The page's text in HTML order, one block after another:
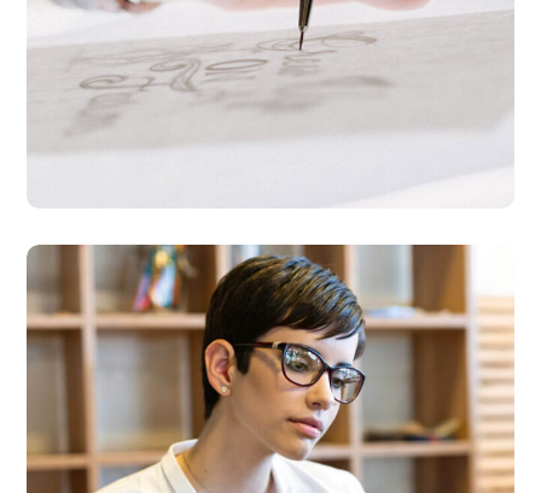
Research Now
DEVELOPMENT